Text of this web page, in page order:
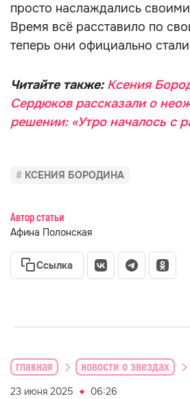
просто наслаждались
Время всё расставило по
теперь они официально
Читайте также: Ксения
Сердюков рассказали о
решении: «Утро началось с
КСЕНИЯ БОРОДИНА
Автор статьи
Афина Полонская
Ссылка
главная новости о звездах
23 июня 2025 06:26